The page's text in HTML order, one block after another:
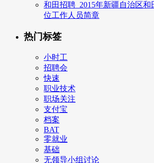
和田招聘_2015年新疆自治区
位工作人员简章
热门标签
小时工
招聘会
快速
职业技术
职场关注
支付宝
档案
BAT
零就业
基础
无领导小组讨论